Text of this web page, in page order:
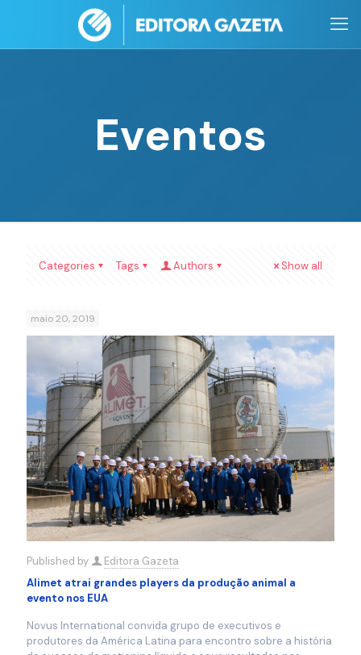
Eventos
Categories Tags Authors Show all
maio 20, 2019
Published by
Editora Gazeta
Alimet atrai grandes players da produção animal a
evento nos EUA
Novus International convida grupo de executivos e
produtores da América Latina para encontro sobre a história